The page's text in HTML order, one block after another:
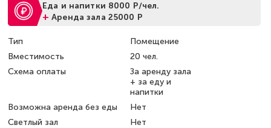
Еда и напитки 8000 Р/чел.
+ Аренда зала 25000 Р
Тип
Помещение
Вместимость
20 чел.
Схема оплаты
За аренду зала
+ за еду и
напитки
Возможна аренда без еды
Нет
Светлый зал
Нет